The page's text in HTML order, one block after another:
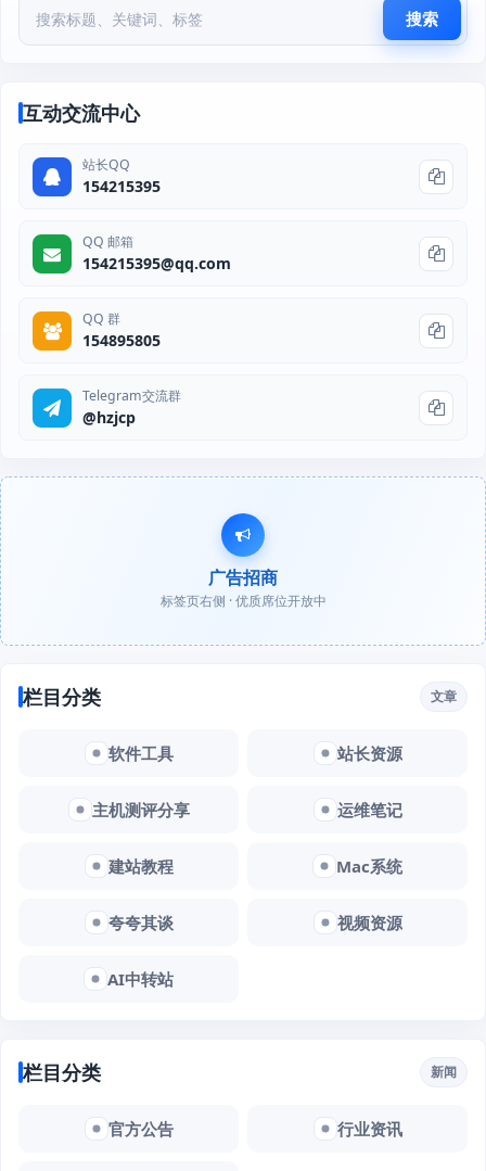
搜索
互动交流中心
站长QQ
154215395
QQ 邮箱
154215395@qq.com
QQ 群
154895805
Telegram交流群
@hzjcp
广告招商
标签页右侧 · 优质席位开放中
栏目分类 文章
软件工具 站长资源
主机测评分享 运维笔记
建站教程 Mac系统
夸夸其谈 视频资源
AI中转站
栏目分类 新闻
官方公告 行业资讯